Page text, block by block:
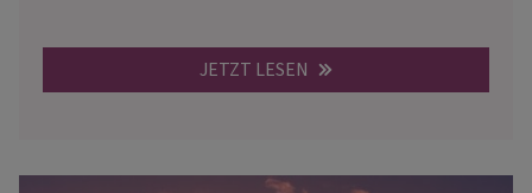
JETZT LESEN